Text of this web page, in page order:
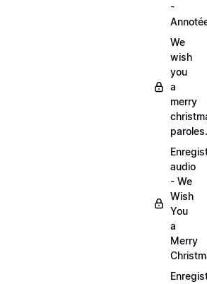
-
We
wish
you
a
merry
audio
- We
Wish
You
a
Merry